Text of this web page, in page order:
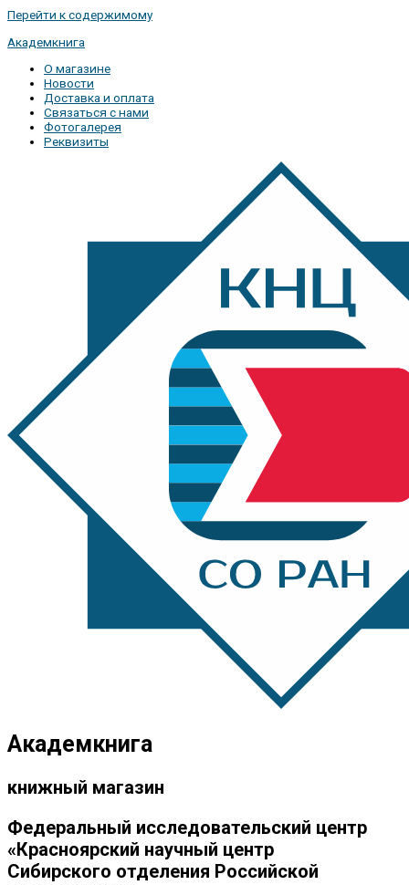
Перейти к содержимому
Академкнига
О магазине
Новости
Доставка и оплата
Связаться с нами
Фотогалерея
Реквизиты
Академкнига
книжный магазин
Федеральный исследовательский центр
«Красноярский научный центр
Сибирского отделения Российской